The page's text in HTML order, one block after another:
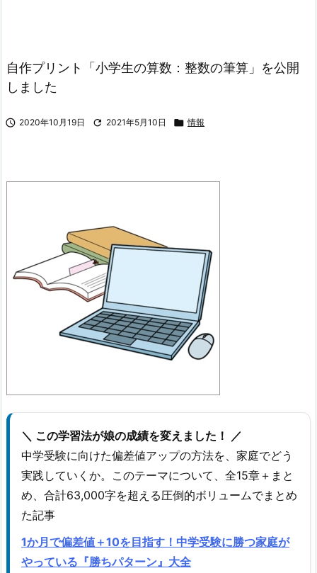
自作プリント「小学生の算数：整数の筆算」を公開
しました
 2020年10月19日  2021年5月10日  情報
＼ この学習法が娘の成績を変えました！ ／
中学受験に向けた偏差値アップの方法を、家庭でどう
実践していくか。このテーマについて、全15章＋まと
め、合計63,000字を超える圧倒的ボリュームでまとめ
た記事
1か月で偏差値＋10を目指す！中学受験に勝つ家庭が
やっている『勝ちパターン』大全